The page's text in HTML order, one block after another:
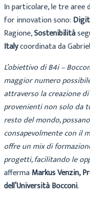
In particolare, le tre aree
for innovation sono:
Ragione,Sostenibilità
Italycoordinata da
L’obiettivo di B4i –
maggior numero
attraverso la creazione
provenienti non solo da
resto del mondo,
consapevolmente con il
offre un mix di
progetti, facilitando le
affermaMarkus Venzin,
dell’Università Bocconi.